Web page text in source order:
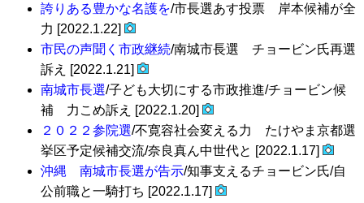
誇りある豊かな名護を/市長選あす投票 岸本候補が全
力 [2022.1.22]
市民の声聞く市政継続/南城市長選 チョービン氏再選
訴え [2022.1.21]
南城市長選/子ども大切にする市政推進/チョービン候
補 力こめ訴え [2022.1.20]
２０２２参院選/不寛容社会変える力 たけやま京都選
挙区予定候補交流/奈良真ん中世代と [2022.1.17]
沖縄 南城市長選が告示/知事支えるチョービン氏/自
公前職と一騎打ち [2022.1.17]